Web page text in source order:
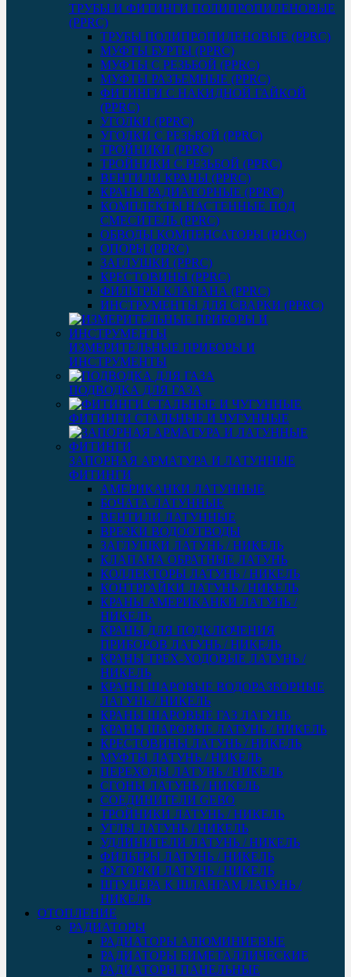
ТРУБЫ И ФИТИНГИ ПОЛИПРОПИЛЕНОВЫЕ
(PPRC)
ТРУБЫ ПОЛИПРОПИЛЕНОВЫЕ (PPRC)
МУФТЫ БУРТЫ (PPRC)
МУФТЫ C РЕЗЬБОЙ (PPRC)
МУФТЫ РАЗЪЕМНЫЕ (PPRC)
ФИТИНГИ С НАКИДНОЙ ГАЙКОЙ
(PPRC)
УГОЛКИ (PPRC)
УГОЛКИ С РЕЗЬБОЙ (PPRC)
ТРОЙНИКИ (PPRC)
ТРОЙНИКИ С РЕЗЬБОЙ (PPRC)
ВЕНТИЛИ КРАНЫ (PPRC)
КРАНЫ РАДИАТОРНЫЕ (PPRC)
КОМПЛЕКТЫ НАСТЕННЫЕ ПОД
СМЕСИТЕЛЬ (PPRC)
ОБВОДЫ КОМПЕНСАТОРЫ (PPRC)
ОПОРЫ (PPRC)
ЗАГЛУШКИ (PPRC)
КРЕСТОВИНЫ (PPRC)
ФИЛЬТРЫ КЛАПАНА (PPRC)
ИНСТРУМЕНТЫ ДЛЯ СВАРКИ (PPRC)
ИЗМЕРИТЕЛЬНЫЕ ПРИБОРЫ И
ИНСТРУМЕНТЫ
ПОДВОДКА ДЛЯ ГАЗА
ФИТИНГИ СТАЛЬНЫЕ И ЧУГУННЫЕ
ЗАПОРНАЯ АРМАТУРА И ЛАТУННЫЕ
ФИТИНГИ
АМЕРИКАНКИ ЛАТУННЫЕ
БОЧАТА ЛАТУННЫЕ
ВЕНТИЛИ ЛАТУННЫЕ
ВРЕЗКИ ВОДООТВОДЫ
ЗАГЛУШКИ ЛАТУНЬ / НИКЕЛЬ
КЛАПАНА ОБРАТНЫЕ ЛАТУНЬ
КОЛЛЕКТОРЫ ЛАТУНЬ / НИКЕЛЬ
КОНТРГАЙКИ ЛАТУНЬ / НИКЕЛЬ
КРАНЫ АМЕРИКАНКИ ЛАТУНЬ /
НИКЕЛЬ
КРАНЫ ДЛЯ ПОДКЛЮЧЕНИЯ
ПРИБОРОВ ЛАТУНЬ / НИКЕЛЬ
КРАНЫ ТРЕХ-ХОДОВЫЕ ЛАТУНЬ /
НИКЕЛЬ
КРАНЫ ШАРОВЫЕ ВОДОРАЗБОРНЫЕ
ЛАТУНЬ / НИКЕЛЬ
КРАНЫ ШАРОВЫЕ ГАЗ ЛАТУНЬ
КРАНЫ ШАРОВЫЕ ЛАТУНЬ / НИКЕЛЬ
КРЕСТОВИНЫ ЛАТУНЬ / НИКЕЛЬ
МУФТЫ ЛАТУНЬ / НИКЕЛЬ
ПЕРЕХОДЫ ЛАТУНЬ / НИКЕЛЬ
СГОНЫ ЛАТУНЬ / НИКЕЛЬ
СОЕДИНИТЕЛИ GEBO
ТРОЙНИКИ ЛАТУНЬ / НИКЕЛЬ
УГЛЫ ЛАТУНЬ / НИКЕЛЬ
УДЛИНИТЕЛИ ЛАТУНЬ / НИКЕЛЬ
ФИЛЬТРЫ ЛАТУНЬ / НИКЕЛЬ
ФУТОРКИ ЛАТУНЬ / НИКЕЛЬ
ШТУЦЕРА К ШЛАНГАМ ЛАТУНЬ /
НИКЕЛЬ
ОТОПЛЕНИЕ
РАДИАТОРЫ
РАДИАТОРЫ АЛЮМИНИЕВЫЕ
РАДИАТОРЫ БИМЕТАЛЛИЧЕСКИЕ
РАДИАТОРЫ ПАНЕЛЬНЫЕ